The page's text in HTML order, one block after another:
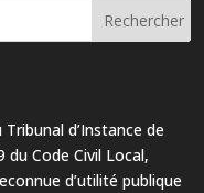
d’Instance de
Code Civil Local,
d’utilité publique